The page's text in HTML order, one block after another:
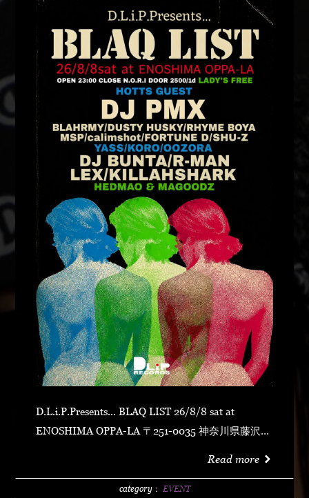
D.L.i.P.Presents... BLAQ LIST 26/8/8 sat at
ENOSHIMA OPPA-LA 〒251-0035 神奈川県藤沢市
2500/1dLADY'S FREE HOTTS GUEST DJ PMX
Read more
category： EVENT